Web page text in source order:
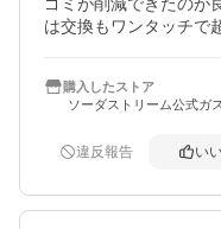
は交換もワンタッチで
購入したストア
ソーダストリーム公式ガ
違反報告 い